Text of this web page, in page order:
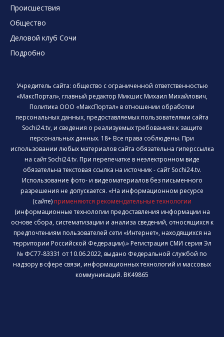
Происшествия
Общество
Деловой клуб Сочи
Подробно
Учредитель сайта: общество с ограниченной ответственностью
«МаксПортал», главный редактор Микшис Михаил Михайлович,
Политика ООО «МаксПортал» в отношении обработки
персональных данных, предоставляемых пользователями сайта
Sochi24.tv, и сведения о реализуемых требованиях к защите
персональных данных. 18+ Все права соблюдены. При
использовании любых материалов сайта обязательна гиперссылка
на сайт Sochi24.tv. При перепечатке в неэлектронном виде
обязательна текстовая ссылка на источник - сайт Sochi24.tv.
Использование фото- и видеоматериалов без письменного
разрешения не допускается. «На информационном ресурсе
(сайте) применяются рекомендательные технологии
(информационные технологии предоставления информации на
основе сбора, систематизации и анализа сведений, относящихся к
предпочтениям пользователей сети «Интернет», находящихся на
территории Российской Федерации).» Регистрация СМИ серия Эл
№ ФС77-83331 от 10.06.2022, выдано Федеральной службой по
надзору в сфере связи, информационных технологий и массовых
коммуникаций. ВК49865